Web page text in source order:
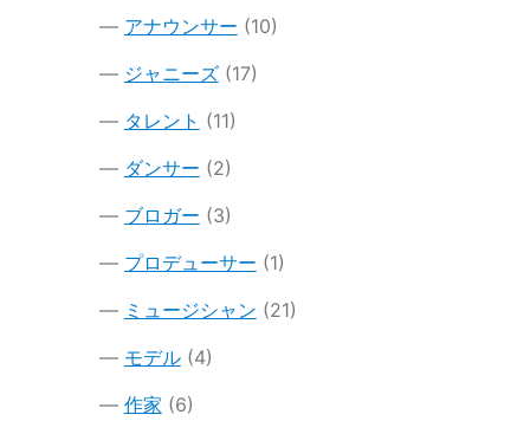
アナウンサー (10)
ジャニーズ(17)
タレント (11)
ダンサー (2)
ブロガー (3)
プロデューサー (1)
ミュージシャン (21)
モデル(4)
作家 (6)